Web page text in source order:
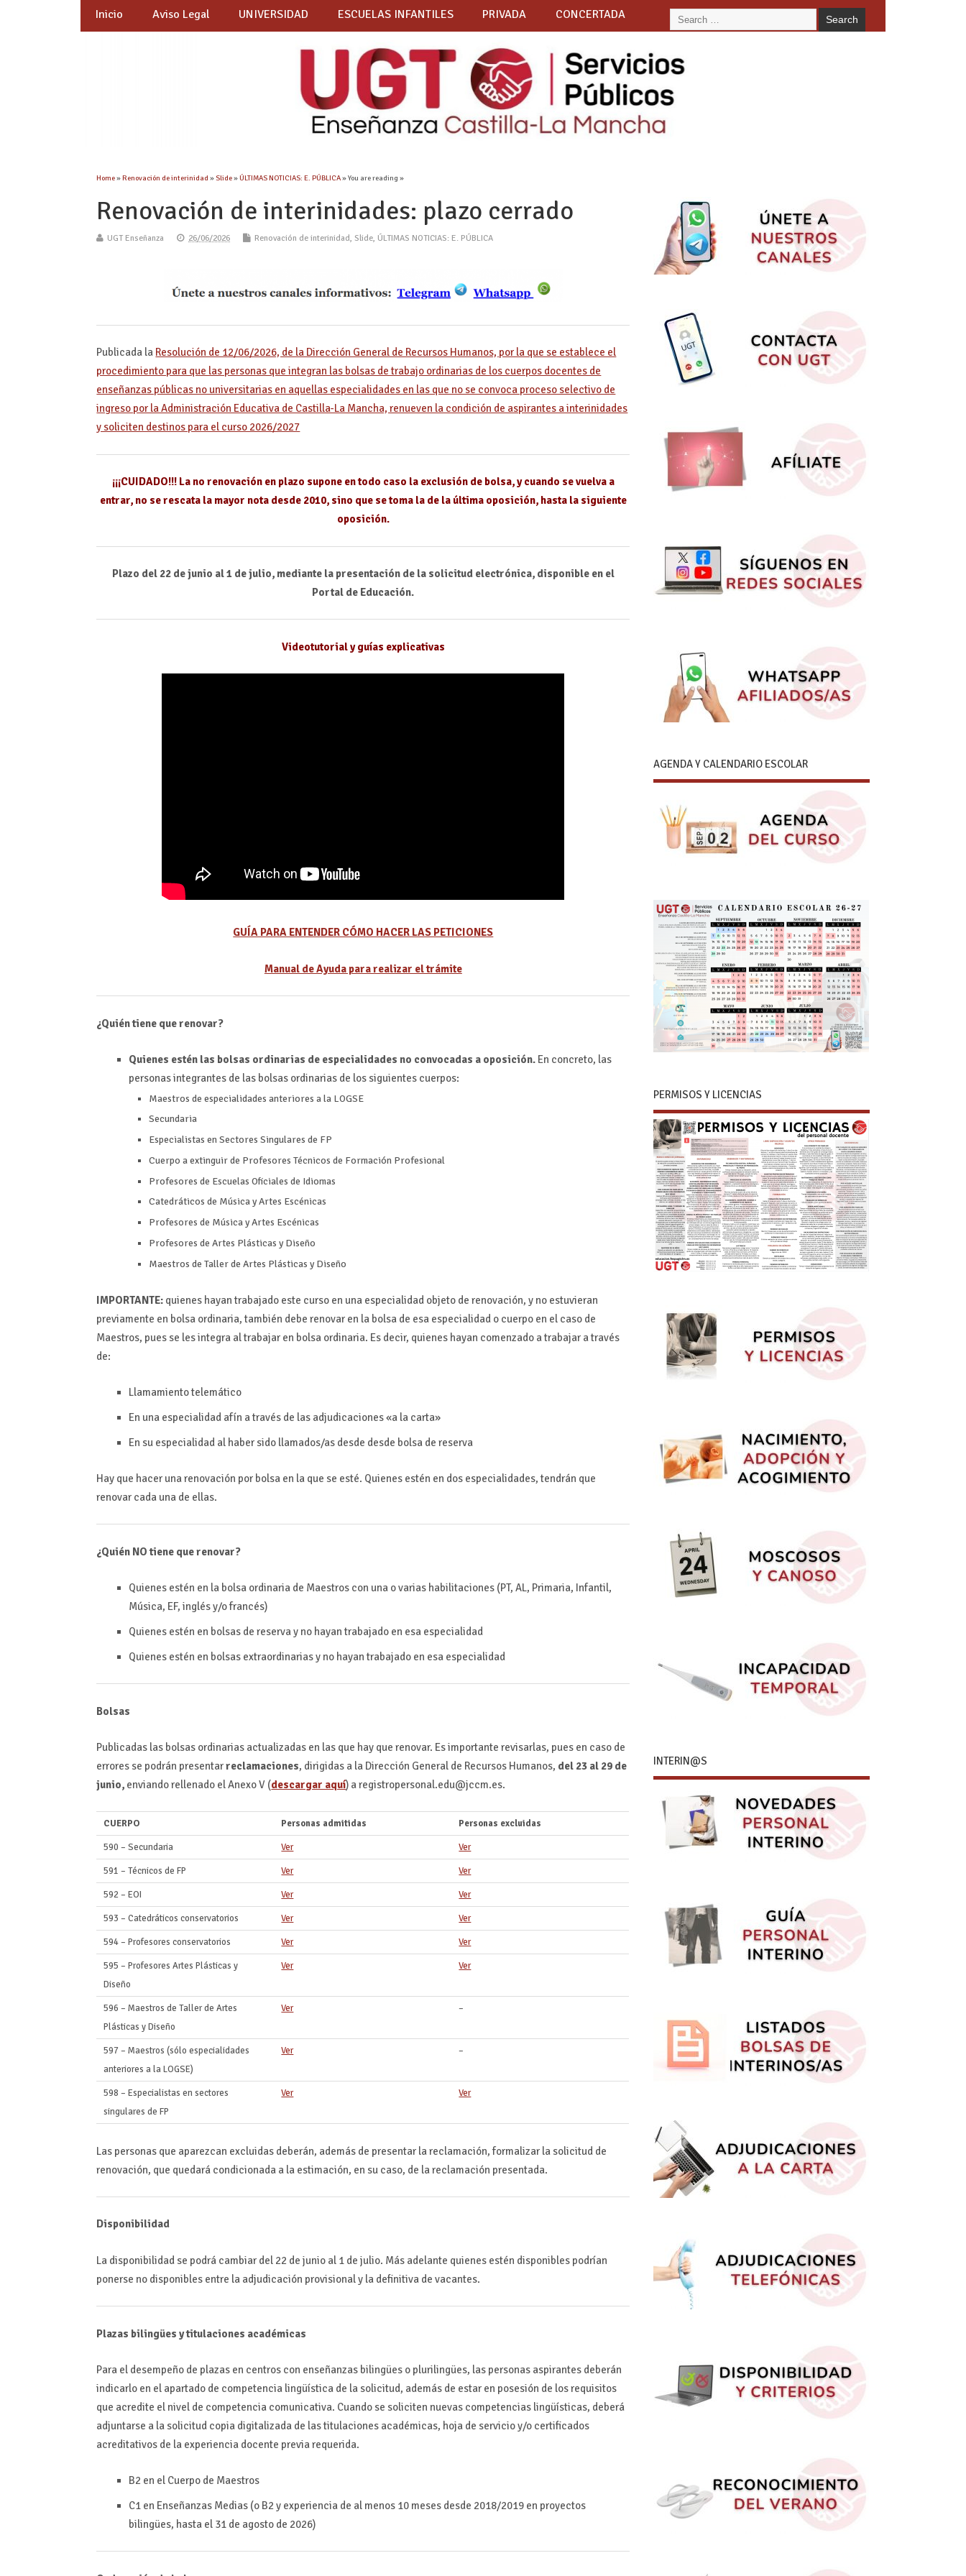
Inicio Aviso Legal UNIVERSIDAD ESCUELAS INFANTILES PRIVADA CONCERTADA
Home»Renovación de interinidad »Slide»ÚLTIMAS NOTICIAS: E. PÚBLICA» You are reading »
Renovación de interinidades: plazo cerrado
UGT Enseñanza 26/06/2026 Renovación de interinidad, Slide, ÚLTIMAS NOTICIAS: E. PÚBLICA
Publicada la Resolución de 12/06/2026, de la Dirección General de Recursos Humanos, por la que se establece el
procedimiento para que las personas que integran las bolsas de trabajo ordinarias de los cuerpos docentes de
enseñanzas públicas no universitarias en aquellas especialidades en las que no se convoca proceso selectivo de
ingreso por la Administración Educativa de Castilla-La Mancha, renueven la condición de aspirantes a interinidades
y soliciten destinos para el curso 2026/2027
¡¡¡CUIDADO!!! La no renovación en plazo supone en todo caso la exclusión de bolsa, y cuando se vuelva a
entrar, no se rescata la mayor nota desde 2010, sino que se toma la de la última oposición, hasta la siguiente
oposición.
Plazo del 22 de junio al 1 de julio, mediante la presentación de la solicitud electrónica, disponible en el
Portal de Educación.
Videotutorial y guías explicativas
GUÍA PARA ENTENDER CÓMO HACER LAS PETICIONES
Manual de Ayuda para realizar el trámite
¿Quién tiene que renovar?
Quienes estén las bolsas ordinarias de especialidades no convocadas a oposición. En concreto, las
personas integrantes de las bolsas ordinarias de los siguientes cuerpos:
Maestros de especialidades anteriores a la LOGSE
Secundaria
Especialistas en Sectores Singulares de FP
Cuerpo a extinguir de Profesores Técnicos de Formación Profesional
Profesores de Escuelas Oficiales de Idiomas
Catedráticos de Música y Artes Escénicas
Profesores de Música y Artes Escénicas
Profesores de Artes Plásticas y Diseño
Maestros de Taller de Artes Plásticas y Diseño
IMPORTANTE: quienes hayan trabajado este curso en una especialidad objeto de renovación, y no estuvieran
previamente en bolsa ordinaria, también debe renovar en la bolsa de esa especialidad o cuerpo en el caso de
Maestros, pues se les integra al trabajar en bolsa ordinaria. Es decir, quienes hayan comenzado a trabajar a través
de:
Llamamiento telemático
En una especialidad afín a través de las adjudicaciones «a la carta»
En su especialidad al haber sido llamados/as desde desde bolsa de reserva
Hay que hacer una renovación por bolsa en la que se esté. Quienes estén en dos especialidades, tendrán que
renovar cada una de ellas.
¿Quién NO tiene que renovar?
Quienes estén en la bolsa ordinaria de Maestros con una o varias habilitaciones (PT, AL, Primaria, Infantil,
Música, EF, inglés y/o francés)
Quienes estén en bolsas de reserva y no hayan trabajado en esa especialidad
Quienes estén en bolsas extraordinarias y no hayan trabajado en esa especialidad
Bolsas
Publicadas las bolsas ordinarias actualizadas en las que hay que renovar. Es importante revisarlas, pues en caso de
errores se podrán presentarreclamaciones, dirigidas a la Dirección General de Recursos Humanos, del 23 al 29 de
junio, enviando rellenado el Anexo V (descargar aquí) a registropersonal.edu@jccm.es.
CUERPO Personas admitidas Personas excluidas
590 – Secundaria Ver Ver
591 – Técnicos de FP Ver Ver
592 – EOI Ver Ver
593 – Catedráticos conservatorios Ver Ver
594 – Profesores conservatorios Ver Ver
595 – Profesores Artes Plásticas y
Diseño
Ver Ver
596 – Maestros de Taller de Artes
Plásticas y Diseño
Ver –
597 – Maestros (sólo especialidades
anteriores a la LOGSE)
Ver –
598 – Especialistas en sectores
singulares de FP
Ver Ver
Las personas que aparezcan excluidas deberán, además de presentar la reclamación, formalizar la solicitud de
renovación, que quedará condicionada a la estimación, en su caso, de la reclamación presentada.
Disponibilidad
La disponibilidad se podrá cambiar del 22 de junio al 1 de julio. Más adelante quienes estén disponibles podrían
ponerse no disponibles entre la adjudicación provisional y la definitiva de vacantes.
Plazas bilingües y titulaciones académicas
Para el desempeño de plazas en centros con enseñanzas bilingües o plurilingües, las personas aspirantes deberán
indicarlo en el apartado de competencia lingüística de la solicitud, además de estar en posesión de los requisitos
que acredite el nivel de competencia comunicativa. Cuando se soliciten nuevas competencias lingüísticas, deberá
adjuntarse a la solicitud copia digitalizada de las titulaciones académicas, hoja de servicio y/o certificados
acreditativos de la experiencia docente previa requerida.
B2 en el Cuerpo de Maestros
C1 en Enseñanzas Medias (o B2 y experiencia de al menos 10 meses desde 2018/2019 en proyectos
bilingües, hasta el 31 de agosto de 2026)
AGENDA Y CALENDARIO ESCOLAR
PERMISOS Y LICENCIAS
INTERIN@S